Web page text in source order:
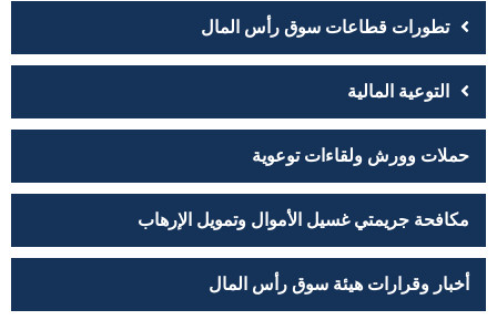
تطورات قطاعات سوق رأس المال
التوعية المالية
حملات وورش ولقاءات توعوية
مكافحة جريمتي غسيل الأموال وتمويل الإرهاب
أخبار وقرارات هيئة سوق رأس المال